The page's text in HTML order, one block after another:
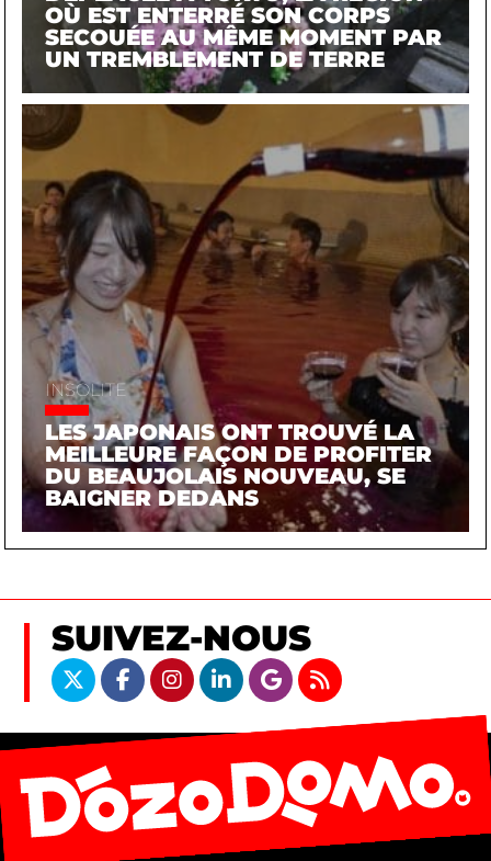
OÙ EST ENTERRÉ SON CORPS
SECOUÉE AU MÊME MOMENT PAR
UN TREMBLEMENT DE TERRE
INSOLITE
LES JAPONAIS ONT TROUVÉ LA
MEILLEURE FAÇON DE PROFITER
DU BEAUJOLAIS NOUVEAU, SE
BAIGNER DEDANS
SUIVEZ-NOUS